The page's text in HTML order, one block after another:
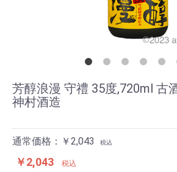
芳醇浪漫 守禮 35度,720ml 古
神村酒造
通常価格：￥2,043 税込
￥2,043 税込